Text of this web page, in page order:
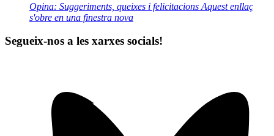
Opina: Suggeriments, queixes i felicitacions Aquest enllaç
s'obre en una finestra nova
Segueix-nos a les xarxes socials!